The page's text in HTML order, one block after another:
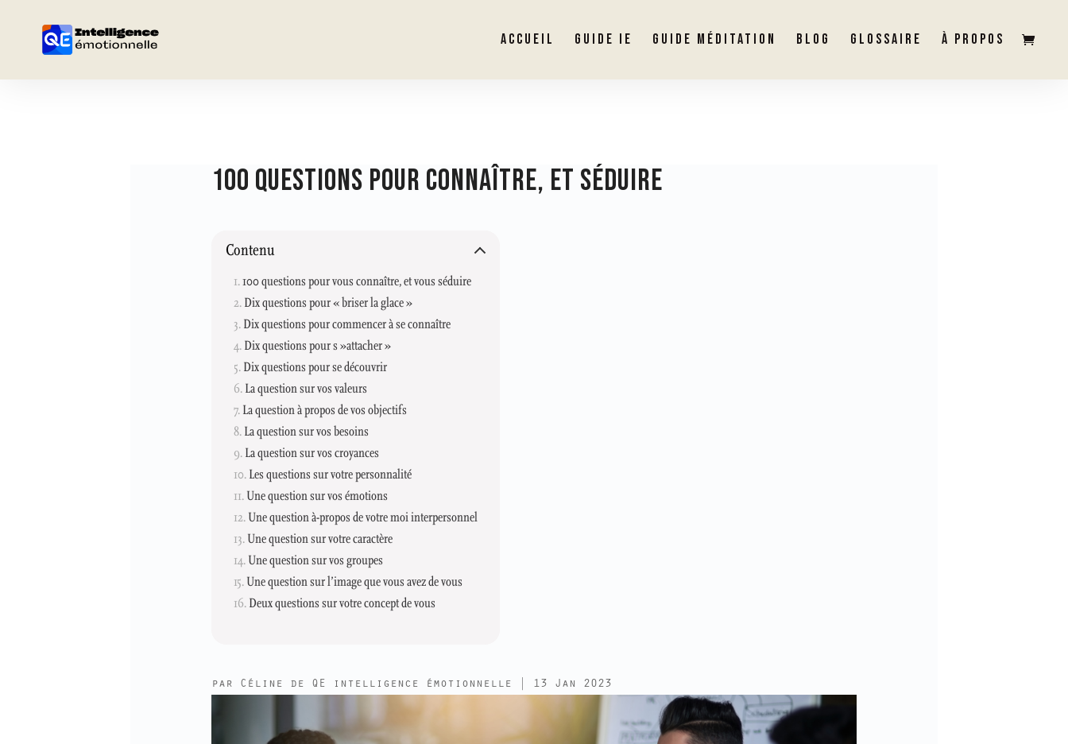
ACCUEIL GUIDE IE GUIDE MÉDITATION BLOG GLOSSAIRE À PROPOS
100 QUESTIONS POUR CONNAÎTRE, ET SÉDUIRE
Contenu
100 questions pour vous connaître, et vous séduire
Dix questions pour « briser la glace »
Dix questions pour commencer à se connaître
Dix questions pour s »attacher »
Dix questions pour se découvrir
La question sur vos valeurs
La question à propos de vos objectifs
La question sur vos besoins
La question sur vos croyances
Les questions sur votre personnalité
Une question sur vos émotions
Une question à-propos de votre moi interpersonnel
Une question sur votre caractère
Une question sur vos groupes
Une question sur l’image que vous avez de vous
Deux questions sur votre concept de vous
par Céline de QE intelligence émotionnelle 13 Jan 2023